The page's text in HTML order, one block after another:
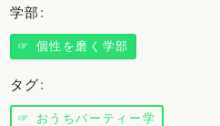
学部 :
☞ 個性を磨く学部
タグ:
☞ おうちパーティー学